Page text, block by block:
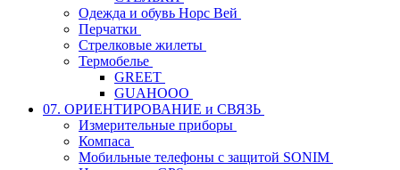
Одежда и обувь Норс Вей
Перчатки
Стрелковые жилеты
Термобелье
GREET
GUAHOOO
07. ОРИЕНТИРОВАНИЕ и СВЯЗЬ
Измерительные приборы
Компаса
Мобильные телефоны с защитой SONIM